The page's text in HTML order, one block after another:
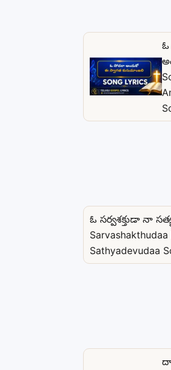
ఓ సర్వశక్తుడా నా
Sarvashakthudaa
Sathyadevudaa